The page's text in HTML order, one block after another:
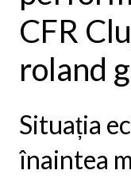
CFR
roland
Situația
înaintea